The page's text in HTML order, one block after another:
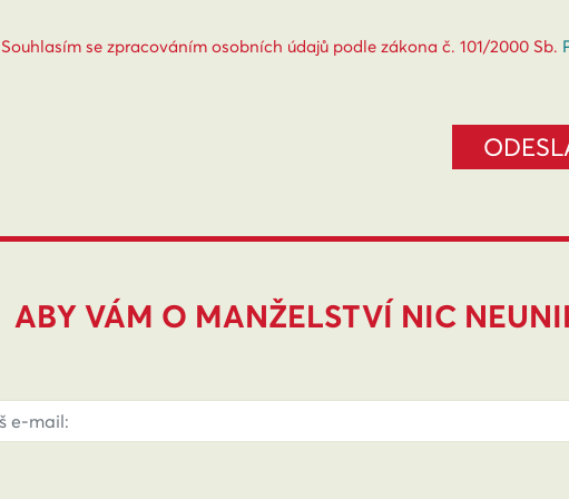
Souhlasím se zpracováním osobních údajů podle zákona č. 101/2000 Sb.
ABY VÁM O MANŽELSTVÍ NIC